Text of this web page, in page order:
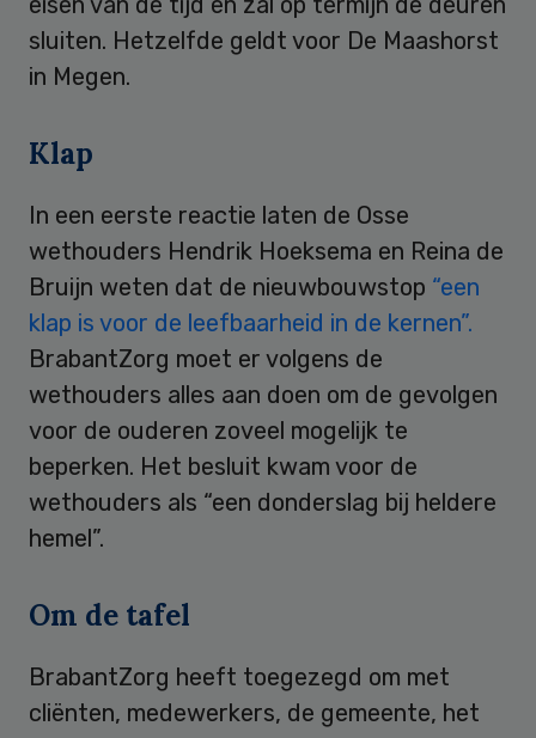
sluiten. Hetzelfde geldt voor De Maashorst
in Megen.
Klap
In een eerste reactie laten de Osse
wethouders Hendrik Hoeksema en Reina de
Bruijn weten dat de nieuwbouwstop “een
klap is voor de leefbaarheid in de kernen”.
BrabantZorg moet er volgens de
wethouders alles aan doen om de gevolgen
voor de ouderen zoveel mogelijk te
beperken. Het besluit kwam voor de
wethouders als “een donderslag bij heldere
hemel”.
Om de tafel
BrabantZorg heeft toegezegd om met
cliënten, medewerkers, de gemeente, het